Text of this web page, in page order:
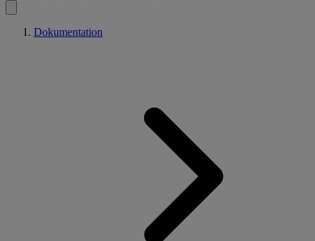
Dokumentation